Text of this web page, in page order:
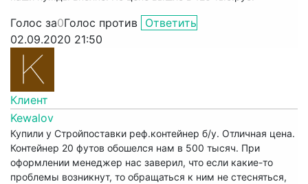
Голос за0Голос против Ответить
02.09.2020 21:50
Клиент
Kewalov
Купили у Стройпоставки реф.контейнер б/у. Отличная цена.
Контейнер 20 футов обошелся нам в 500 тысяч. При
оформлении менеджер нас заверил, что если какие-то
проблемы возникнут, то обращаться к ним не стесняться,